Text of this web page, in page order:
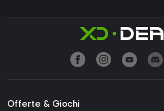
Offerte & Giochi